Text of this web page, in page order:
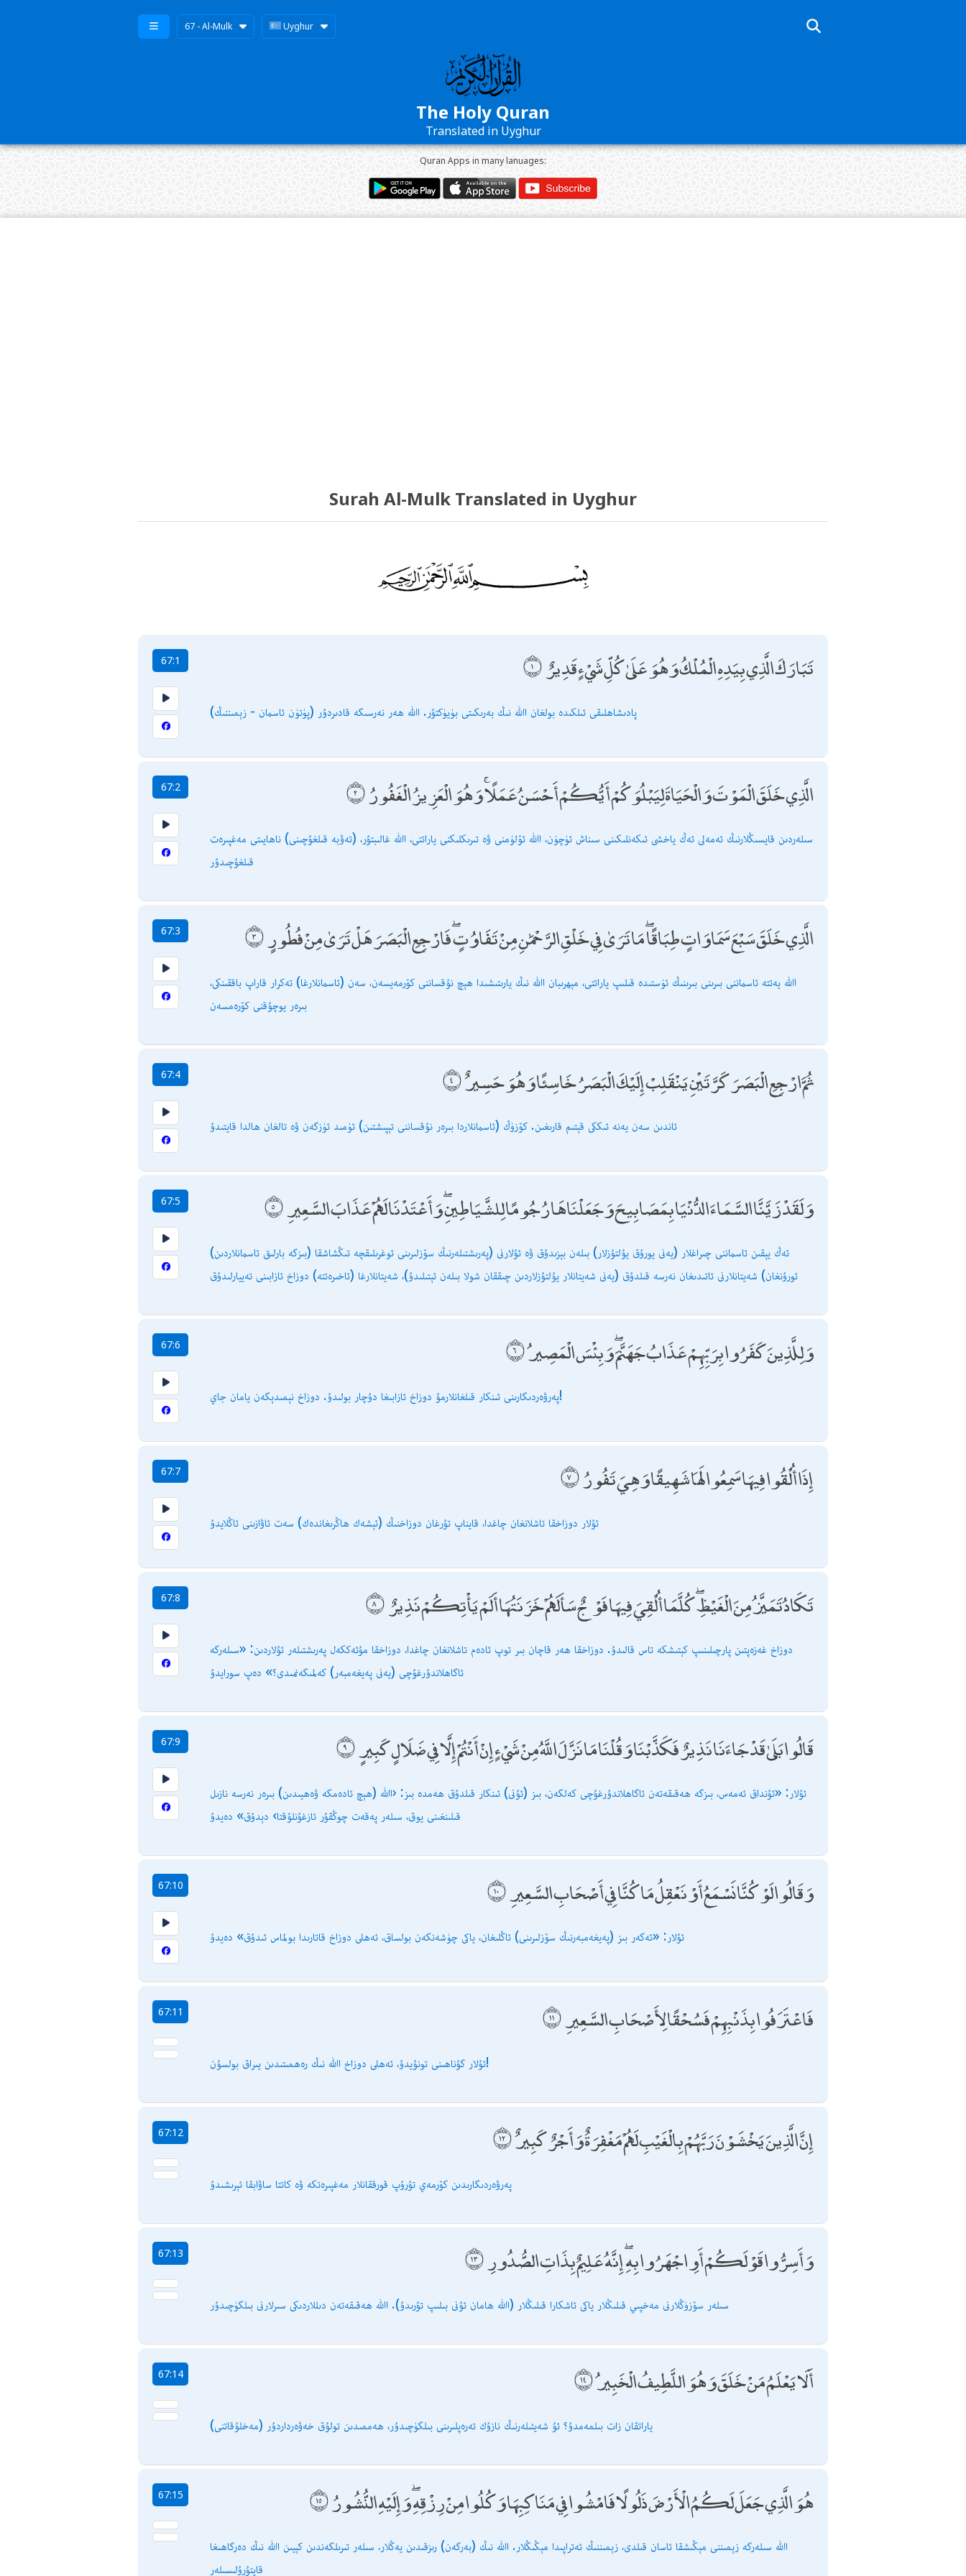
67 - Al-Mulk Uyghur
The Holy Quran
Translated in Uyghur
Quran Apps in many lanuages:
Surah Al-Mulk Translated in Uyghur
67:1 تَبَارَكَ الَّذِي بِيَدِهِ الْمُلْكُ وَهُوَ عَلَىٰ كُلِّ شَيْءٍ قَدِيرٌ
(پۈتۈن ئاسمان - زېمىننىڭ) پادىشاھلىقى ئىلكىدە بولغان اﷲ نىڭ بەرىكىتى بۈيۈكتۇر. اﷲ ھەر نەرسىگە قادىردۇر
67:2 الَّذِي خَلَقَ الْمَوْتَ وَالْحَيَاةَ لِيَبْلُوَكُمْ أَيُّكُمْ أَحْسَنُ عَمَلًا ۚ وَهُوَ الْعَزِيزُ الْغَفُورُ
سىلەردىن قايسىڭلارنىڭ ئەمەلى ئەڭ ياخشى ئىكەنلىكىنى سىناش ئۈچۈن، اﷲ ئۆلۈمنى ۋە تىرىكلىكنى ياراتتى، اﷲ غالىبتۇر، (تەۋبە قىلغۇچىنى) ناھايىتى مەغپىرەت
قىلغۇچىدۇر
67:3 الَّذِي خَلَقَ سَبْعَ سَمَاوَاتٍ طِبَاقًا ۖ مَا تَرَىٰ فِي خَلْقِ الرَّحْمَٰنِ مِنْ تَفَاوُتٍ ۖ فَارْجِعِ الْبَصَرَ هَلْ تَرَىٰ مِنْ فُطُورٍ
اﷲ يەتتە ئاسماننى بىرىنى بىرىنىڭ ئۈستىدە قىلىپ ياراتتى، مېھرىبان اﷲ نىڭ يارىتىشىدا ھېچ نۇقساننى كۆرمەيسەن، سەن (ئاسمانلارغا) تەكرار قاراپ باققىنكى،
بىرەر يوچۇقنى كۆرەمسەن
67:4 ثُمَّ ارْجِعِ الْبَصَرَ كَرَّتَيْنِ يَنْقَلِبْ إِلَيْكَ الْبَصَرُ خَاسِئًا وَهُوَ حَسِيرٌ
ئاندىن سەن يەنە ئىككى قېتىم قارىغىن. كۆزۈڭ (ئاسمانلاردا بىرەر نۇقساننى تېپىشتىن) ئۈمىد ئۈزگەن ۋە تالغان ھالدا قايتىدۇ
67:5 وَلَقَدْ زَيَّنَّا السَّمَاءَ الدُّنْيَا بِمَصَابِيحَ وَجَعَلْنَاهَا رُجُومًا لِلشَّيَاطِينِ ۖ وَأَعْتَدْنَا لَهُمْ عَذَابَ السَّعِيرِ
(بىزگە بارلىق ئاسمانلاردىن) ئەڭ يېقىن ئاسماننى چىراغلار (يەنى يورۇق يۇلتۇزلار) بىلەن بېزىدۇق ۋە ئۇلارنى (پەرىشتىلەرنىڭ سۆزلىرىنى ئوغرىلىقچە تىڭشاشقا
ئورۇنغان) شەيتانلارنى ئاتىدىغان نەرسە قىلدۇق (يەنى شەيتانلار يۇلتۇزلاردىن چىققان شولا بىلەن ئېتىلىدۇ)، شەيتانلارغا (ئاخىرەتتە) دوزاخ ئازابىنى تەييارلىدۇق
67:6 وَلِلَّذِينَ كَفَرُوا بِرَبِّهِمْ عَذَابُ جَهَنَّمَ ۖ وَبِئْسَ الْمَصِيرُ
پەرۋەردىگارىنى ئىنكار قىلغانلارمۇ دوزاخ ئازابىغا دۇچار بولىدۇ. دوزاخ نېمىدېگەن يامان جاي!
67:7 إِذَا أُلْقُوا فِيهَا سَمِعُوا لَهَا شَهِيقًا وَهِيَ تَفُورُ
ئۇلار دوزاخقا تاشلانغان چاغدا، قايناپ تۇرغان دوزاخنىڭ (ئېشەك ھاڭرىغاندەك) سەت ئاۋازىنى ئاڭلايدۇ
67:8 تَكَادُ تَمَيَّزُ مِنَ الْغَيْظِ ۖ كُلَّمَا أُلْقِيَ فِيهَا فَوْجٌ سَأَلَهُمْ خَزَنَتُهَا أَلَمْ يَأْتِكُمْ نَذِيرٌ
دوزاخ غەزەپتىن پارچىلىنىپ كېتىشكە تاس قالىدۇ. دوزاخقا ھەر قاچان بىر توپ ئادەم تاشلانغان چاغدا، دوزاخقا مۇئەككەل پەرىشتىلەر ئۇلاردىن: «سىلەرگە
ئاگاھلاندۇرغۇچى (يەنى پەيغەمبەر) كەلمىگەنمىدى؟» دەپ سورايدۇ
67:9 قَالُوا بَلَىٰ قَدْ جَاءَنَا نَذِيرٌ فَكَذَّبْنَا وَقُلْنَا مَا نَزَّلَ اللَّهُ مِنْ شَيْءٍ إِنْ أَنْتُمْ إِلَّا فِي ضَلَالٍ كَبِيرٍ
ئۇلار: «ئۇنداق ئەمەس، بىزگە ھەقىقەتەن ئاگاھلاندۇرغۇچى كەلگەن، بىز (ئۇنى) ئىنكار قىلدۇق ھەمدە بىز: ‹اﷲ (ھېچ ئادەمگە ۋەھيىدىن) بىرەر نەرسە نازىل
قىلىنغىنى يوق، سىلەر پەقەت چوڭقۇر ئازغۇنلۇقتا› دېدۇق» دەيدۇ
67:10 وَقَالُوا لَوْ كُنَّا نَسْمَعُ أَوْ نَعْقِلُ مَا كُنَّا فِي أَصْحَابِ السَّعِيرِ
ئۇلار: «ئەگەر بىز (پەيغەمبەرنىڭ سۆزلىرىنى) ئاڭلىغان، ياكى چۈشەنگەن بولساق، ئەھلى دوزاخ قاتارىدا بولماس ئىدۇق» دەيدۇ
67:11 فَاعْتَرَفُوا بِذَنْبِهِمْ فَسُحْقًا لِأَصْحَابِ السَّعِيرِ
ئۇلار گۇناھىنى تونۇيدۇ، ئەھلى دوزاخ اﷲ نىڭ رەھمىتىدىن يىراق بولسۇن!
67:12 إِنَّ الَّذِينَ يَخْشَوْنَ رَبَّهُمْ بِالْغَيْبِ لَهُمْ مَغْفِرَةٌ وَأَجْرٌ كَبِيرٌ
پەرۋەردىگارىدىن كۆرمەي تۇرۇپ قورققانلار مەغپىرەتكە ۋە كاتتا ساۋابقا ئېرىشىدۇ
67:13 وَأَسِرُّوا قَوْلَكُمْ أَوِ اجْهَرُوا بِهِ ۖ إِنَّهُ عَلِيمٌ بِذَاتِ الصُّدُورِ
سىلەر سۆزۈڭلارنى مەخپىي قىلىڭلار ياكى ئاشكارا قىلىڭلار (اﷲ ھامان ئۇنى بىلىپ تۇرىدۇ). اﷲ ھەقىقەتەن دىللاردىكى سىرلارنى بىلگۈچىدۇر
67:14 أَلَا يَعْلَمُ مَنْ خَلَقَ وَهُوَ اللَّطِيفُ الْخَبِيرُ
(مەخلۇقاتنى) ياراتقان زات بىلمەمدۇ؟ ئۇ شەيئىلەرنىڭ نازۇك تەرەپلىرىنى بىلگۈچىدۇر، ھەممىدىن تولۇق خەۋەرداردۇر
67:15 هُوَ الَّذِي جَعَلَ لَكُمُ الْأَرْضَ ذَلُولًا فَامْشُوا فِي مَنَاكِبِهَا وَكُلُوا مِنْ رِزْقِهِ ۖ وَإِلَيْهِ النُّشُورُ
اﷲ سىلەرگە زېمىننى مېڭىشقا ئاسان قىلدى، زېمىننىڭ ئەتراپىدا مېڭىڭلار. اﷲ نىڭ (بەرگەن) رىزقىدىن يەڭلار، سىلەر تىرىلگەندىن كېيىن اﷲ نىڭ دەرگاھىغا
قايتۇرۇلىسىلەر